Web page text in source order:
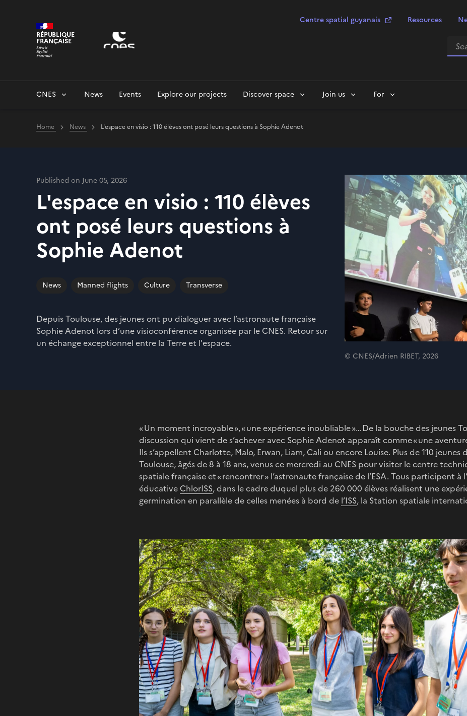
RÉPUBLIQUE
FRANÇAISE
Centre spatial guyanais Resources
Search
CNES News Events Explore our projects Discover space Join us For
Home News L'espace en visio : 110 élèves ont posé leurs questions à Sophie Adenot
Published on June 05, 2026
L'espace en visio : 110 élèves
ont posé leurs questions à
Sophie Adenot
News Manned flights Culture Transverse
Depuis Toulouse, des jeunes ont pu dialoguer avec l’astronaute française
Sophie Adenot lors d’une visioconférence organisée par le CNES. Retour sur
un échange exceptionnel entre la Terre et l'espace.
© CNES/Adrien RIBET, 2026
« Un moment incroyable », « une expérience inoubliable »… De la bouche des jeunes
discussion qui vient de s’achever avec Sophie Adenot apparaît comme « une
Ils s’appellent Charlotte, Malo, Erwan, Liam, Cali ou encore Louise. Plus de 110
Toulouse, âgés de 8 à 18 ans, venus ce mercredi au CNES pour visiter le centre
spatiale française et « rencontrer » l’astronaute française de l’ESA. Tous participent à
éducative ChlorISS, dans le cadre duquel plus de 260 000 élèves réalisent une
germination en parallèle de celles menées à bord de l’ISS, la Station spatiale